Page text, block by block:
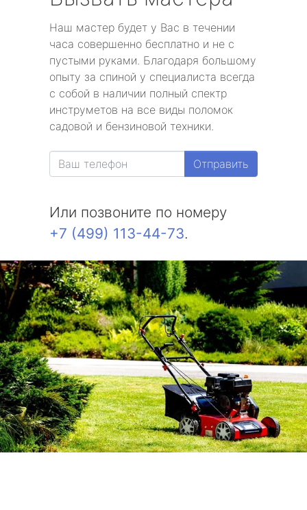
Наш мастер будет у Вас в течении
часа совершенно бесплатно и не с
пустыми руками. Благодаря большому
опыту за спиной у специалиста всегда
с собой в наличии полный спектр
инструметов на все виды поломок
садовой и бензиновой техники.
Отправить
Или позвоните по номеру
+7 (499) 113-44-73.